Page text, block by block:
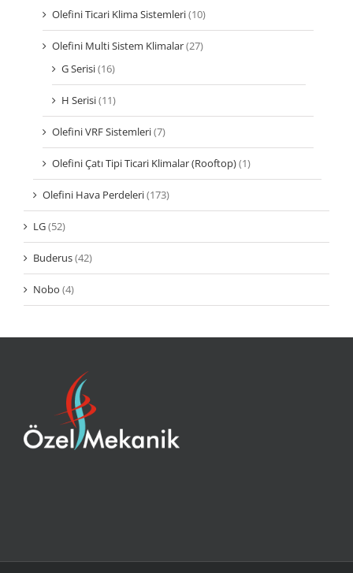
Olefini Ticari Klima Sistemleri(10)
Olefini Multi Sistem Klimalar(27)
G Serisi(16)
H Serisi(11)
Olefini VRF Sistemleri(7)
Olefini Çatı Tipi Ticari Klimalar (Rooftop)(1)
Olefini Hava Perdeleri(173)
LG(52)
Buderus(42)
Nobo (4)